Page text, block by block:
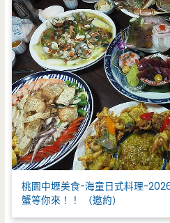
桃園中壢美食-海童日式料理-
蟹等你來！！ （邀約）